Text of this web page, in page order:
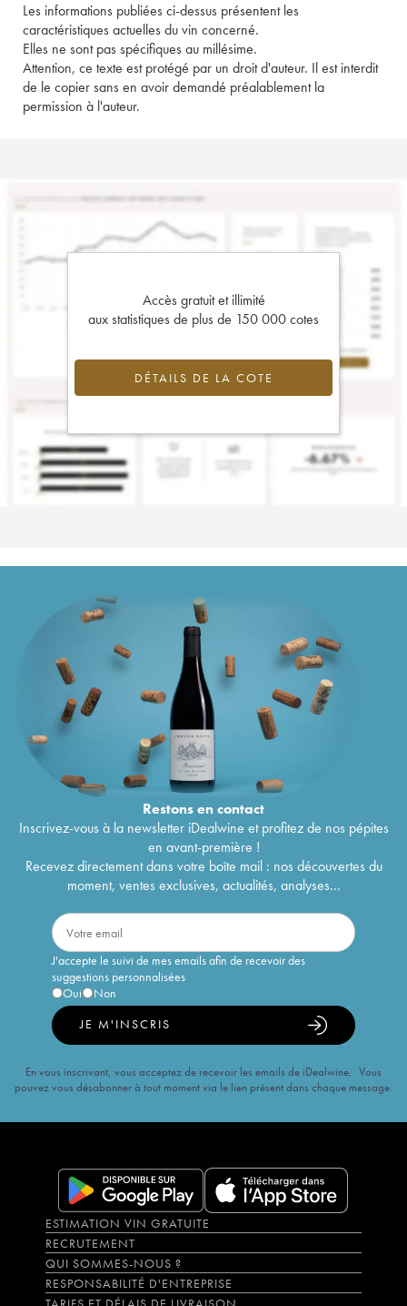
Les informations publiées ci-dessus présentent les
caractéristiques actuelles du vin concerné.
Elles ne sont pas spécifiques au millésime.
Attention, ce texte est protégé par un droit d'auteur. Il est interdit
de le copier sans en avoir demandé préalablement la
permission à l'auteur.
Accès gratuit et illimité
aux statistiques de plus de 150 000 cotes
DÉTAILS DE LA COTE
Restons encontact
Inscrivez-vous à la newsletter iDealwine et profitez de nos pépites
en avant-première !
Recevez directement dans votre boîte mail : nos découvertes du
moment, ventes exclusives, actualités, analyses...
J'accepte le suivi de mes emails afin de recevoir des
suggestions personnalisées
Oui
Non
JE M'INSCRIS
En vous inscrivant, vous acceptez de recevoir les emails de iDealwine. Vous
pouvez vous désabonner à tout moment via le lien présent dans chaque message.
ESTIMATION VIN GRATUITE
RECRUTEMENT
QUI SOMMES-NOUS ?
RESPONSABILITÉ D'ENTREPRISE